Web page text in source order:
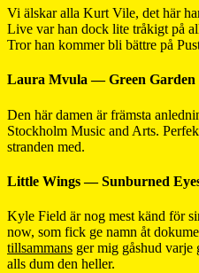
Vi älskar alla Kurt Vile, det här
Live var han dock lite tråkigt på
Tror han kommer bli bättre på
Laura Mvula — Green Garden
Den här damen är främsta
Stockholm Music and Arts.
stranden med.
Little Wings — Sunburned
Kyle Field är nog mest känd för
now, som fick ge namn åt
tillsammans ger mig gåshud
alls dum den heller.